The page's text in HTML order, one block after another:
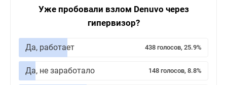
Уже пробовали взлом Denuvo через
гипервизор?
Да, работает 438 голосов, 25.9%
Да, не заработало 148 голосов, 8.8%